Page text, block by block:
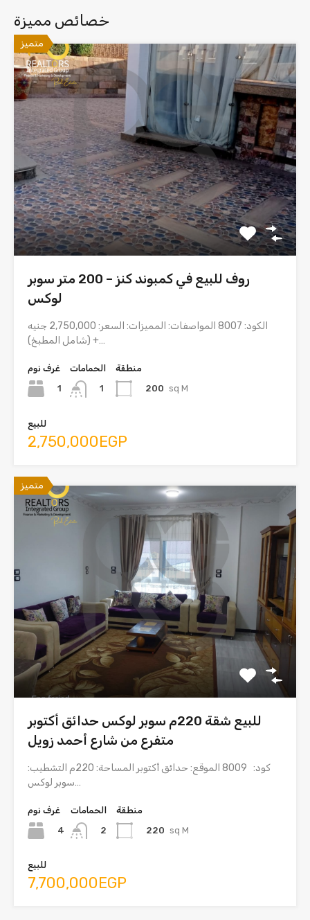
خصائص مميزة
متميز
روف للبيع في كمبوند كنز – 200 متر سوبر
لوكس
الكود: 8007 المواصفات: المميزات: السعر: 2,750,000 جنيه
(شامل المطبخ) +…
غرف نوم
1
الحمامات
1
منطقة
200 sq M
للبيع
2,750,000EGP
متميز
للبيع شقة 220م سوبر لوكس حدائق أكتوبر
متفرع من شارع أحمد زويل
كود: 8009 الموقع: حدائق أكتوبر المساحة: 220م التشطيب:
سوبر لوكس…
غرف نوم
4
الحمامات
2
منطقة
220 sq M
للبيع
7,700,000EGP